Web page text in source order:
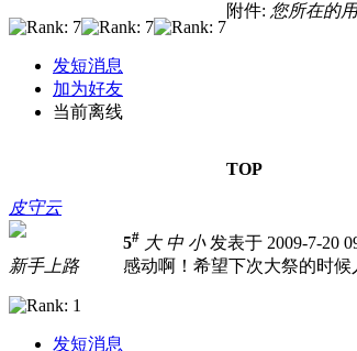
发短消息
加为好友
当前离线
附件: 您所在的
TOP
皮守云
新手上路
发短消息
5# 大 中 小发表于 2009-7-20
感动啊！希望下次大祭的时候